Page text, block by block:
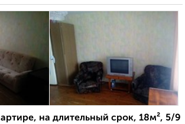
на длительный срок, 18м², 5/9